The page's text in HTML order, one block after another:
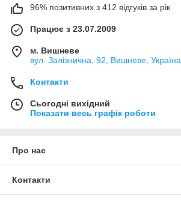
96% позитивних з 412 відгуків за рік
Працює з 23.07.2009
м. Вишневе
вул. Залізнична, 92, Вишневе, Україна
Контакти
Сьогодні вихідний
Показати весь графік роботи
Про нас
Контакти